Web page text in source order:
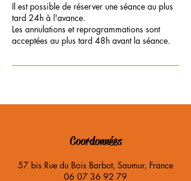
Il est possible de réserver une séance au plus
tard 24h à l'avance.
Les annulations et reprogrammations sont
Coordonnées
57 bis Rue du Bois Barbot, Saumur, France
06 07 36 92 79